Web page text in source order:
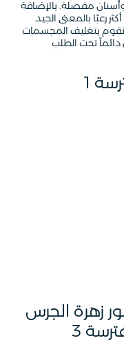
وأسنان مفصلة. بالإضافة
رعبًا بالمعنى الجيد
بتغليف المجسمات
دائماً تحت الطلب